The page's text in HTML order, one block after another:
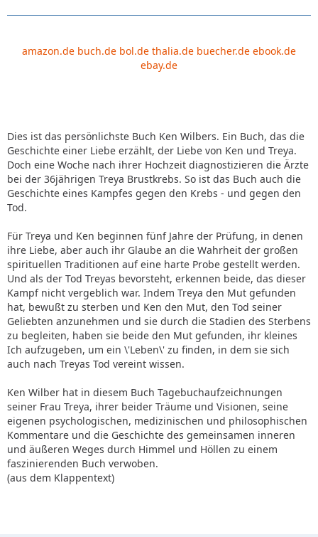
amazon.de buch.de bol.de thalia.de buecher.de ebook.de
ebay.de
Dies ist das persönlichste Buch Ken Wilbers. Ein Buch, das die
Geschichte einer Liebe erzählt, der Liebe von Ken und Treya.
Doch eine Woche nach ihrer Hochzeit diagnostizieren die Ärzte
bei der 36jährigen Treya Brustkrebs. So ist das Buch auch die
Geschichte eines Kampfes gegen den Krebs - und gegen den
Tod.
Für Treya und Ken beginnen fünf Jahre der Prüfung, in denen
ihre Liebe, aber auch ihr Glaube an die Wahrheit der großen
spirituellen Traditionen auf eine harte Probe gestellt werden.
Und als der Tod Treyas bevorsteht, erkennen beide, das dieser
Kampf nicht vergeblich war. Indem Treya den Mut gefunden
hat, bewußt zu sterben und Ken den Mut, den Tod seiner
Geliebten anzunehmen und sie durch die Stadien des Sterbens
zu begleiten, haben sie beide den Mut gefunden, ihr kleines
Ich aufzugeben, um ein \'Leben\' zu finden, in dem sie sich
auch nach Treyas Tod vereint wissen.
Ken Wilber hat in diesem Buch Tagebuchaufzeichnungen
seiner Frau Treya, ihrer beider Träume und Visionen, seine
eigenen psychologischen, medizinischen und philosophischen
Kommentare und die Geschichte des gemeinsamen inneren
und äußeren Weges durch Himmel und Höllen zu einem
faszinierenden Buch verwoben.
(aus dem Klappentext)